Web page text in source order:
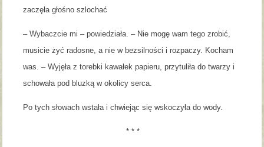
zaczęła głośno szlochać
– Wybaczcie mi – powiedziała. – Nie mogę wam tego zrobić,
musicie żyć radosne, a nie w bezsilności i rozpaczy. Kocham
was. – Wyjęła z torebki kawałek papieru, przytuliła do twarzy i
schowała pod bluzką w okolicy serca.
Po tych słowach wstała i chwiejąc się wskoczyła do wody.
* * *